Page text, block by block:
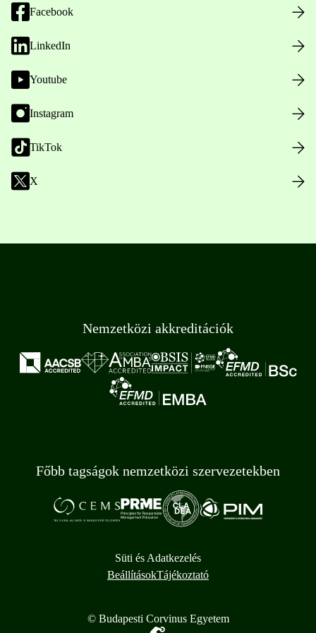
Facebook
LinkedIn
Youtube
Instagram
TikTok
X
Nemzetközi akkreditációk
Főbb tagságok nemzetközi szervezetekben
Süti és Adatkezelés
BeállításokTájékoztató
© Budapesti Corvinus Egyetem